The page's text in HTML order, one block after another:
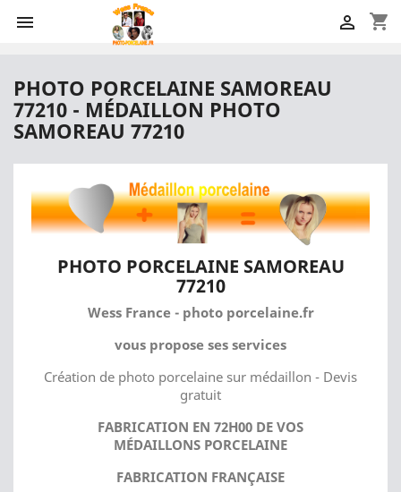
 shopping_cart

PHOTO PORCELAINE SAMOREAU
77210 - MÉDAILLON PHOTO
SAMOREAU 77210
PHOTO PORCELAINE SAMOREAU
77210
Wess France - photo porcelaine.fr
vous propose ses services
Création de photo porcelaine sur médaillon - Devis
gratuit
FABRICATION EN 72H00 DE VOS
MÉDAILLONS PORCELAINE
FABRICATION FRANÇAISE